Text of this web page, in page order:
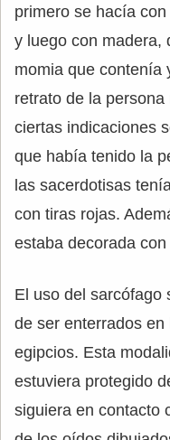
primero se hacía
y luego con madera,
momia que contenía
retrato de la
ciertas indicaciones
que había tenido la
las sacerdotisas
con tiras rojas.
estaba decorada
El uso del sarcófago
de ser enterrados
egipcios. Esta
estuviera protegido
siguiera en contacto